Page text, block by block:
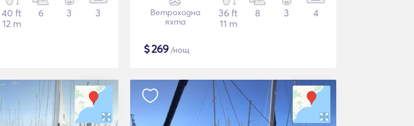
40 ft
12 m
6 3 3
Ветроходна
яхта
36 ft
11 m
8 3 4
$269/нощ